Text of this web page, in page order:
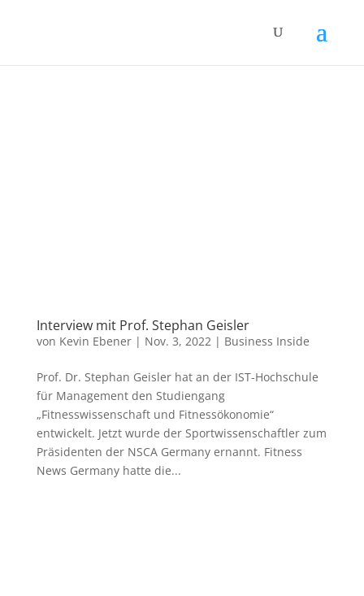
Interview mit Prof. Stephan Geisler
von Kevin Ebener| Nov. 3, 2022| Business Inside
Prof. Dr. Stephan Geisler hat an der IST-Hochschule
für Management den Studiengang
„Fitnesswissenschaft und Fitnessökonomie“
entwickelt. Jetzt wurde der Sportwissenschaftler zum
Präsidenten der NSCA Germany ernannt. Fitness
News Germany hatte die...